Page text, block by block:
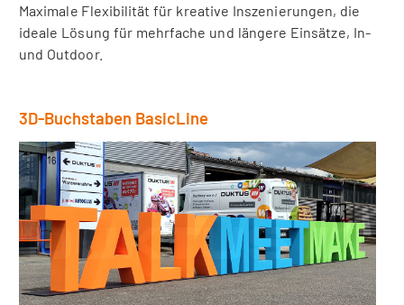
Maximale Flexibilität für kreative Inszenierungen, die
ideale Lösung für mehrfache und längere Einsätze, In-
und Outdoor.
3D-Buchstaben BasicLine